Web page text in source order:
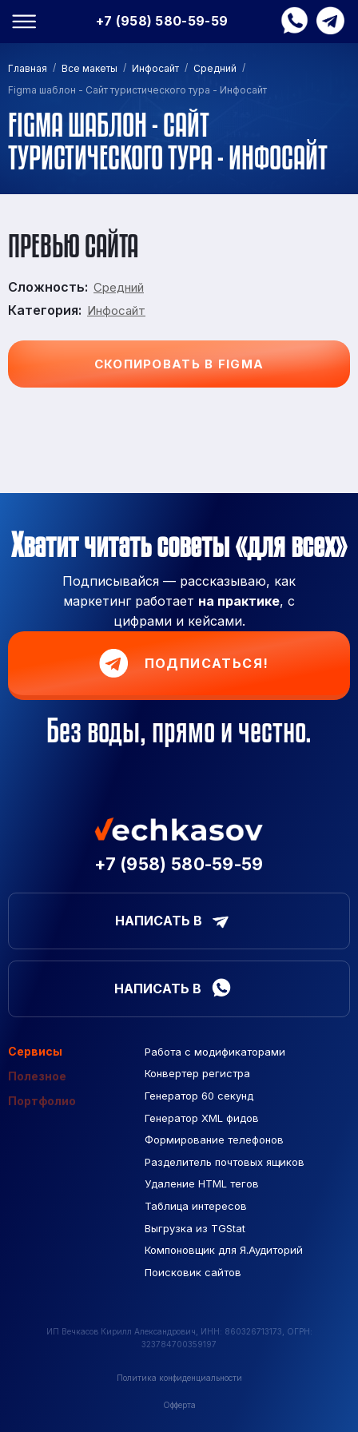
+7 (958) 580-59-59
Главная / Все макеты / Инфосайт / Средний /
Figma шаблон - Сайт туристического тура - Инфосайт
FIGMA ШАБЛОН - САЙТ
ТУРИСТИЧЕСКОГО ТУРА - ИНФОСАЙТ
ПРЕВЬЮ САЙТА
Сложность: Средний
Категория: Инфосайт
СКОПИРОВАТЬ В FIGMA
Хватит читать советы «для всех»
Подписывайся — рассказываю, как
маркетинг работает на практике, с
цифрами и кейсами.
ПОДПИСАТЬСЯ!
Без воды, прямо и честно.
+7 (958) 580-59-59
НАПИСАТЬ В
НАПИСАТЬ В
Сервисы
Полезное
Портфолио
Работа с модификаторами
Конвертер регистра
Генератор 60 секунд
Генератор XML фидов
Формирование телефонов
Разделитель почтовых ящиков
Удаление HTML тегов
Таблица интересов
Выгрузка из TGStat
Компоновщик для Я.Аудиторий
Поисковик сайтов
Подборка сайтов
Макеты Figma
База Яндекс Карты
РСЯ площадки
Созданные сайты
Контекстная реклама
ИП Вечкасов Кирилл Александрович, ИНН: 860326713173, ОГРН:
323784700359197
Политика конфиденциальности
Офферта